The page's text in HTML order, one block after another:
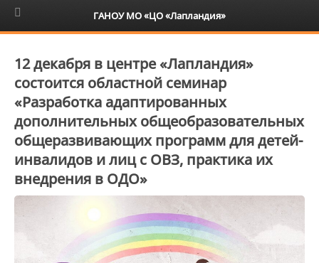
6+
12 декабря в центре «Лапландия»
состоится областной семинар
«Разработка адаптированных
дополнительных общеобразовательных
общеразвивающих программ для детей-
инвалидов и лиц с ОВЗ, практика их
внедрения в ОДО»
ГАНОУ МО «ЦО «Лапландия»